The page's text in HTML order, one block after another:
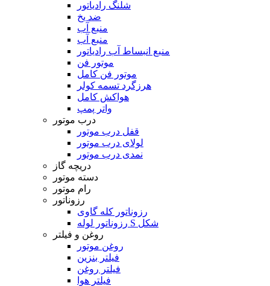
شلنگ رادیاتور
ضد یخ
منبع آب
منبع آب
منبع انبساط آب رادیاتور
موتور فن
موتور فن کامل
هرزگرد تسمه کولر
هواکش کامل
واتر پمپ
درب موتور
قفل درب موتور
لولای درب موتور
نمدی درب موتور
دریچه گاز
دسته موتور
رام موتور
رزوناتور
رزوناتور کله گاوی
رزوناتور لوله S شکل
روغن و فیلتر
روغن موتور
فیلتر بنزین
فیلتر روغن
فیلتر هوا